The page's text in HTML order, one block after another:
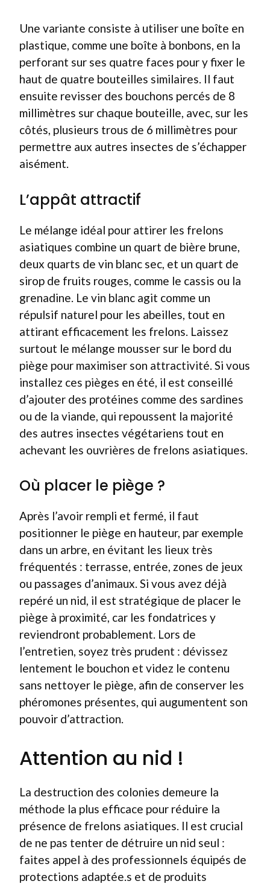
Une variante consiste à utiliser une boîte en
plastique, comme une boîte à bonbons, en la
perforant sur ses quatre faces pour y fixer le
haut de quatre bouteilles similaires. Il faut
ensuite revisser des bouchons percés de 8
millimètres sur chaque bouteille, avec, sur les
côtés, plusieurs trous de 6 millimètres pour
permettre aux autres insectes de s’échapper
aisément.
L’appât attractif
Le mélange idéal pour attirer les frelons
asiatiques combine un quart de bière brune,
deux quarts de vin blanc sec, et un quart de
sirop de fruits rouges, comme le cassis ou la
grenadine. Le vin blanc agit comme un
répulsif naturel pour les abeilles, tout en
attirant efficacement les frelons. Laissez
surtout le mélange mousser sur le bord du
piège pour maximiser son attractivité. Si vous
installez ces pièges en été, il est conseillé
d’ajouter des protéines comme des sardines
ou de la viande, qui repoussent la majorité
des autres insectes végétariens tout en
achevant les ouvrières de frelons asiatiques.
Où placer le piège ?
Après l’avoir rempli et fermé, il faut
positionner le piège en hauteur, par exemple
dans un arbre, en évitant les lieux très
fréquentés : terrasse, entrée, zones de jeux
ou passages d’animaux. Si vous avez déjà
repéré un nid, il est stratégique de placer le
piège à proximité, car les fondatrices y
reviendront probablement. Lors de
l’entretien, soyez très prudent : dévissez
lentement le bouchon et videz le contenu
sans nettoyer le piège, afin de conserver les
phéromones présentes, qui augumentent son
pouvoir d’attraction.
Attention au nid !
La destruction des colonies demeure la
méthode la plus efficace pour réduire la
présence de frelons asiatiques. Il est crucial
de ne pas tenter de détruire un nid seul :
faites appel à des professionnels équipés de
protections adaptée.s et de produits